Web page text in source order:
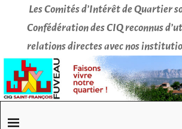
Les Comités d’Intérêt de Quartier
Confédération des CIQ reconnus
relations directes avec nos